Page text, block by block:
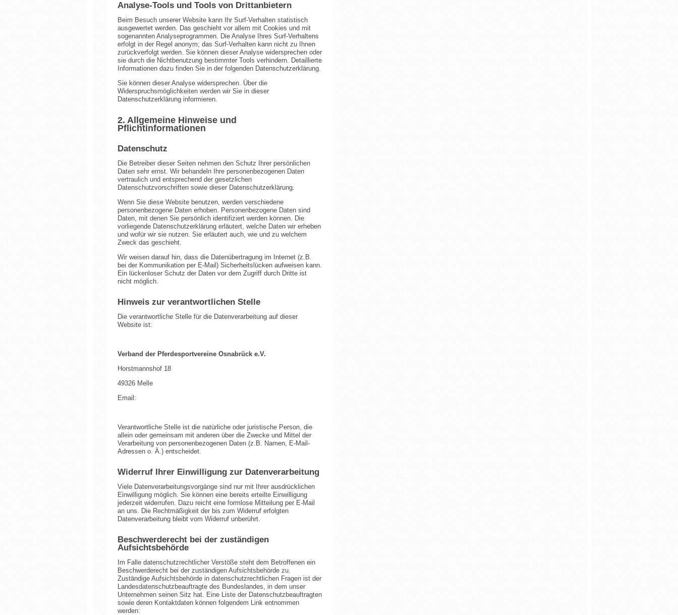
Analyse-Tools und Tools von Drittanbietern
Beim Besuch unserer Website kann Ihr Surf-Verhalten statistisch
ausgewertet werden. Das geschieht vor allem mit Cookies und mit
sogenannten Analyseprogrammen. Die Analyse Ihres Surf-Verhaltens
erfolgt in der Regel anonym; das Surf-Verhalten kann nicht zu Ihnen
zurückverfolgt werden. Sie können dieser Analyse widersprechen oder
sie durch die Nichtbenutzung bestimmter Tools verhindern. Detaillierte
Informationen dazu finden Sie in der folgenden Datenschutzerklärung.
Sie können dieser Analyse widersprechen. Über die
Widerspruchsmöglichkeiten werden wir Sie in dieser
Datenschutzerklärung informieren.
2. Allgemeine Hinweise und
Pflichtinformationen
Datenschutz
Die Betreiber dieser Seiten nehmen den Schutz Ihrer persönlichen
Daten sehr ernst. Wir behandeln Ihre personenbezogenen Daten
vertraulich und entsprechend der gesetzlichen
Datenschutzvorschriften sowie dieser Datenschutzerklärung.
Wenn Sie diese Website benutzen, werden verschiedene
personenbezogene Daten erhoben. Personenbezogene Daten sind
Daten, mit denen Sie persönlich identifiziert werden können. Die
vorliegende Datenschutzerklärung erläutert, welche Daten wir erheben
und wofür wir sie nutzen. Sie erläutert auch, wie und zu welchem
Zweck das geschieht.
Wir weisen darauf hin, dass die Datenübertragung im Internet (z.B.
bei der Kommunikation per E-Mail) Sicherheitslücken aufweisen kann.
Ein lückenloser Schutz der Daten vor dem Zugriff durch Dritte ist
nicht möglich.
Hinweis zur verantwortlichen Stelle
Die verantwortliche Stelle für die Datenverarbeitung auf dieser
Website ist:
Verband der Pferdesportvereine Osnabrück e.V.
Horstmannshof 18
49326 Melle
Email:
Verantwortliche Stelle ist die natürliche oder juristische Person, die
allein oder gemeinsam mit anderen über die Zwecke und Mittel der
Verarbeitung von personenbezogenen Daten (z.B. Namen, E-Mail-
Adressen o. Ä.) entscheidet.
Widerruf Ihrer Einwilligung zur Datenverarbeitung
Viele Datenverarbeitungsvorgänge sind nur mit Ihrer ausdrücklichen
Einwilligung möglich. Sie können eine bereits erteilte Einwilligung
jederzeit widerrufen. Dazu reicht eine formlose Mitteilung per E-Mail
an uns. Die Rechtmäßigkeit der bis zum Widerruf erfolgten
Datenverarbeitung bleibt vom Widerruf unberührt.
Beschwerderecht bei der zuständigen
Aufsichtsbehörde
Im Falle datenschutzrechtlicher Verstöße steht dem Betroffenen ein
Beschwerderecht bei der zuständigen Aufsichtsbehörde zu.
Zuständige Aufsichtsbehörde in datenschutzrechtlichen Fragen ist der
Landesdatenschutzbeauftragte des Bundeslandes, in dem unser
Unternehmen seinen Sitz hat. Eine Liste der Datenschutzbeauftragten
sowie deren Kontaktdaten können folgendem Link entnommen
werden: